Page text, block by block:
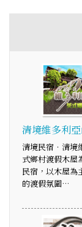
清境維多利
清境民宿‧清境
式鄉村渡假木屋
民宿，以木屋為
的渡假氛圍…